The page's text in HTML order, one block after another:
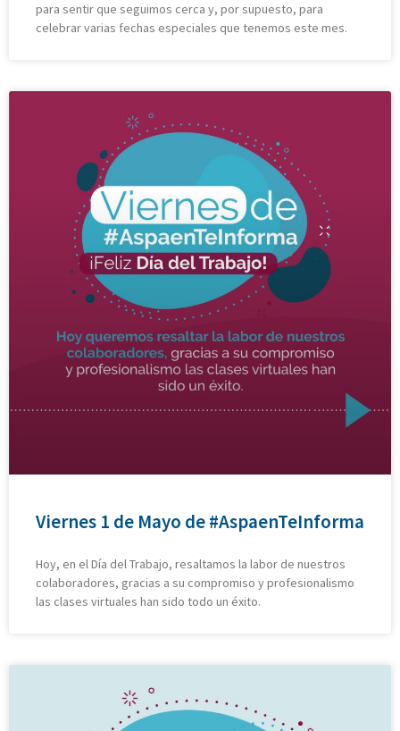
para sentir que seguimos cerca y, por supuesto, para
celebrar varias fechas especiales que tenemos este mes.
Viernes 1 de Mayo de #AspaenTeInforma
Hoy, en el Día del Trabajo, resaltamos la labor de nuestros
colaboradores, gracias a su compromiso y profesionalismo
las clases virtuales han sido todo un éxito.